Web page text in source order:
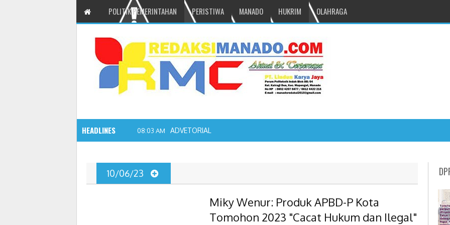
POLITIK PEMERINTAHAN PERISTIWA MANADO HUKRIM OLAHRAGA
HEADLINES 08:03 AM ADVETORIAL JONRU GANTIKAN MONO PIMPIN DPRD TO
10/06/23
Miky Wenur: Produk APBD-P Kota
Tomohon 2023 "Cacat Hukum dan Ilegal"